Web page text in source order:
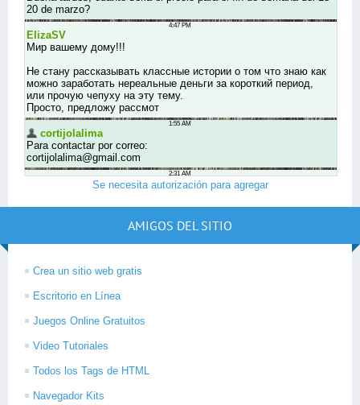
Se necesita autorización para agregar
AMIGOS DEL SITIO
Crea un sitio web gratis
Escritorio en Línea
Juegos Online Gratuitos
Video Tutoriales
Todos los Tags de HTML
Navegador Kits